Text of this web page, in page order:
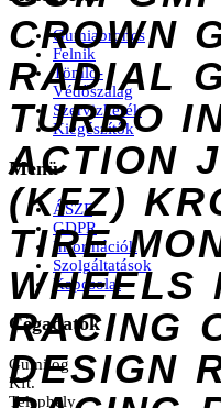
CROWN
RADIAL
TURBO
ACTION
(KFZ)
TIRE
WHEELS
RACING
DESIGN
Gumiabroncs
Felnik
Tömlő-
Védőszalag
Szervizkerék
Kiegészítők
Menü
ÁSZF
GDPR
Információk
Szolgáltatások
Kapcsolat
Cégadatok
Gumilog
Kft.
Telephely